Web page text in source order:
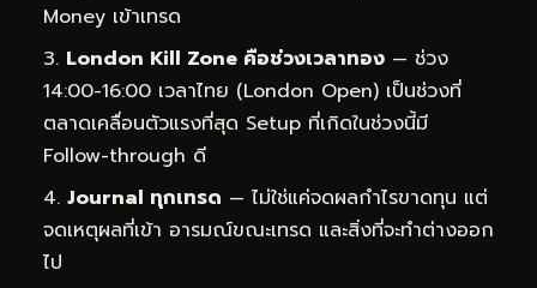
Money เข้าเทรด
London Kill Zone คือช่วงเวลาทอง — ช่วง
14:00-16:00 เวลาไทย (London Open) เป็นช่วงที่
ตลาดเคลื่อนตัวแรงที่สุด Setup ที่เกิดในช่วงนี้มี
Follow-through ดี
Journal ทุกเทรด — ไม่ใช่แค่จดผลกำไรขาดทุน แต่
จดเหตุผลที่เข้า อารมณ์ขณะเทรด และสิ่งที่จะทำต่างออก
ไป